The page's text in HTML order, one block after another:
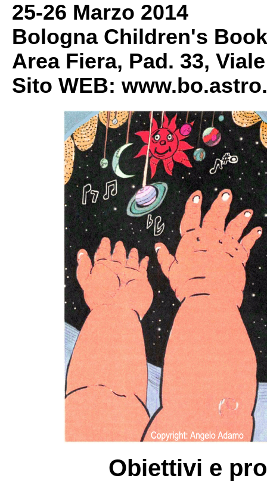
25-26 Marzo 2014
Bologna Children's
Area Fiera, Pad. 33,
Sito WEB:
Obiettivi e